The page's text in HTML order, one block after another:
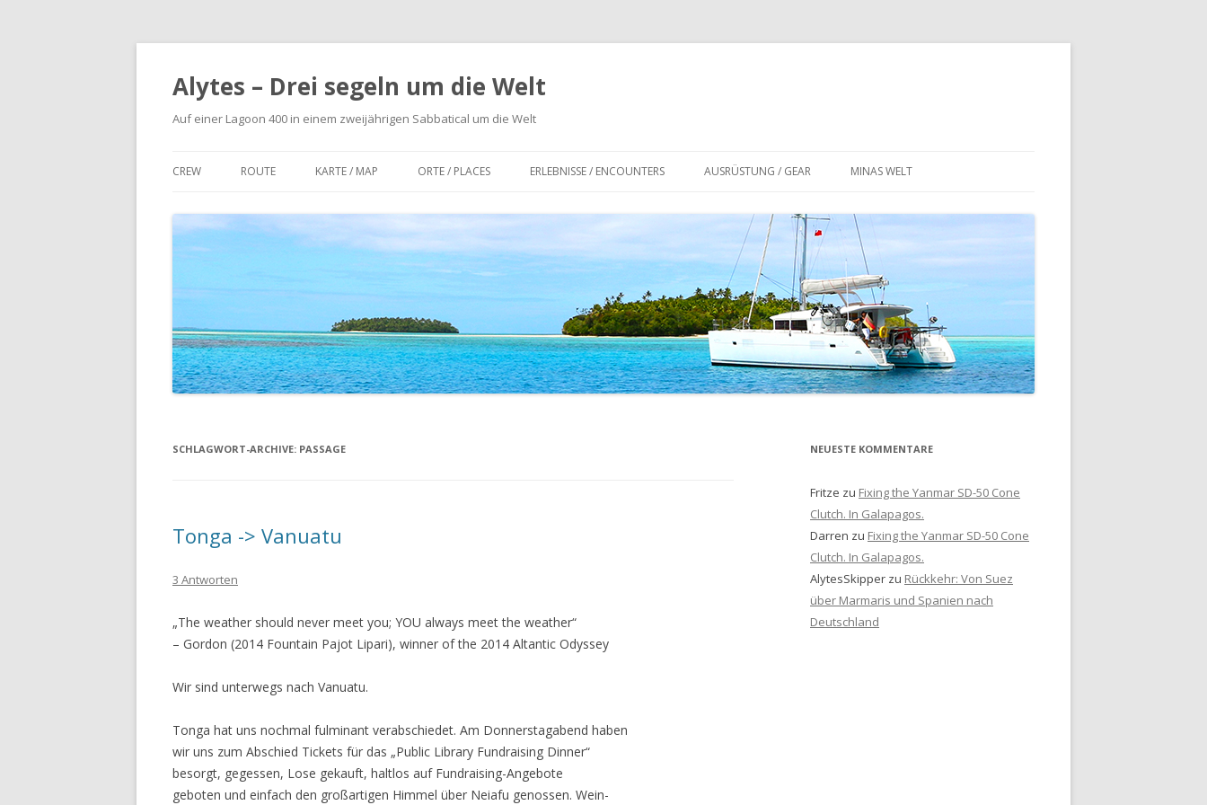
Alytes – Drei segeln um die Welt
Auf einer Lagoon 400 in einem zweijährigen Sabbatical um die Welt
Inhalt
CREW ROUTE KARTE / MAP ORTE / PLACES ERLEBNISSE / ENCOUNTERS AUSRÜSTUNG / GEAR MINAS WELT
SCHLAGWORT-ARCHIVE: PASSAGE
Tonga -> Vanuatu
3 Antworten
„The weather should never meet you; YOU always meet the weather“
– Gordon (2014 Fountain Pajot Lipari), winner of the 2014 Altantic Odyssey
Wir sind unterwegs nach Vanuatu.
Tonga hat uns nochmal fulminant verabschiedet. Am Donnerstagabend haben
wir uns zum Abschied Tickets für das „Public Library Fundraising Dinner“
besorgt, gegessen, Lose gekauft, haltlos auf Fundraising-Angebote
geboten und einfach den großartigen Himmel über Neiafu genossen. Wein-
NEUESTE KOMMENTARE
Fritze zu Fixing the Yanmar SD-50 Cone
Clutch. In Galapagos.
Darren zu Fixing the Yanmar SD-50 Cone
Clutch. In Galapagos.
AlytesSkipper zu Rückkehr: Von Suez
über Marmaris und Spanien nach
Deutschland